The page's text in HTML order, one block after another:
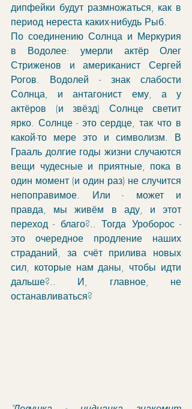
дипфейки будут размножаться, как в
период нереста каких-нибудь Рыб.
По соединению Солнца и Меркурия
в Водолее: умерли актёр Олег
Стриженов и американист Сергей
Рогов. Водолей - знак слабости
Солнца, и антагонист ему, а у
актёров (и звёзд) Солнце светит
ярко. Солнце - это сердце, так что в
какой-то мере это и символизм. В
Грааль долгие годы жизни случаются
вещи чудесные и приятные, пока в
один момент (и один раз) не случится
непоправимое. Или - может и
правда, мы живём в аду, и этот
переход - благо?.. Тогда Уроборос -
это очередное продление наших
страданий, за счёт прилива новых
сил, которые нам даны, чтобы идти
дальше?.. И, главное, не
останавливаться?